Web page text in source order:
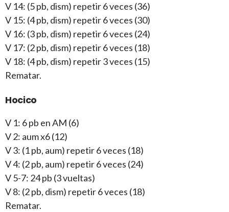
V 14: (5 pb, dism) repetir 6 veces (36)
V 15: (4 pb, dism) repetir 6 veces (30)
V 16: (3 pb, dism) repetir 6 veces (24)
V 17: (2 pb, dism) repetir 6 veces (18)
V 18: (4 pb, dism) repetir 3 veces (15)
Rematar.
Hocico
V 1: 6 pb en AM (6)
V 2: aum x6 (12)
V 3: (1 pb, aum) repetir 6 veces (18)
V 4: (2 pb, aum) repetir 6 veces (24)
V 5-7: 24 pb (3 vueltas)
V 8: (2 pb, dism) repetir 6 veces (18)
Rematar.